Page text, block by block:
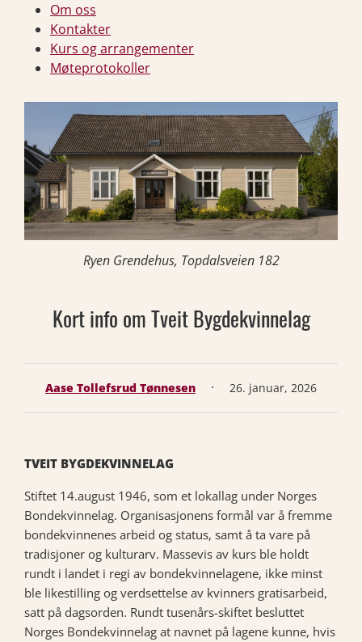
Om oss
Kontakter
Kurs og arrangementer
Møteprotokoller
Ryen Grendehus, Topdalsveien 182
Kort info om Tveit Bygdekvinnelag
Aase Tollefsrud Tønnesen · 26. januar, 2026
TVEIT BYGDEKVINNELAG
Stiftet 14.august 1946, som et lokallag under Norges
Bondekvinnelag. Organisasjonens formål var å fremme
bondekvinnenes arbeid og status, samt å ta vare på
tradisjoner og kulturarv. Massevis av kurs ble holdt
rundt i landet i regi av bondekvinnelagene, ikke minst
ble likestilling og verdsettelse av kvinners gratisarbeid,
satt på dagsorden. Rundt tusenårs-skiftet besluttet
Norges Bondekvinnelag at navnet på lagene kunne, hvis